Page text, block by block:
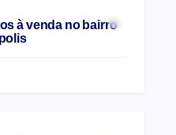
à venda no bairro